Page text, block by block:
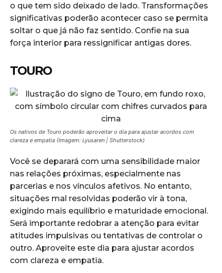
o que tem sido deixado de lado. Transformações
significativas poderão acontecer caso se permita
soltar o que já não faz sentido. Confie na sua
força interior para ressignificar antigas dores.
TOURO
Os nativos de Touro poderão aproveitar o dia para ajustar acordos com
clareza e empatia (Imagem: Lyusaren | Shutterstock)
Você se deparará com uma sensibilidade maior
nas relações próximas, especialmente nas
parcerias e nos vínculos afetivos. No entanto,
situações mal resolvidas poderão vir à tona,
exigindo mais equilíbrio e maturidade emocional.
Será importante redobrar a atenção para evitar
atitudes impulsivas ou tentativas de controlar o
outro. Aproveite este dia para ajustar acordos
com clareza e empatia.